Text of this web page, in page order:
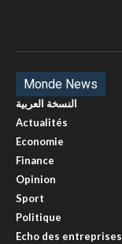
Monde News
النسخة العربية
Actualités
Economie
Finance
Opinion
Sport
Politique
Echo des entreprises